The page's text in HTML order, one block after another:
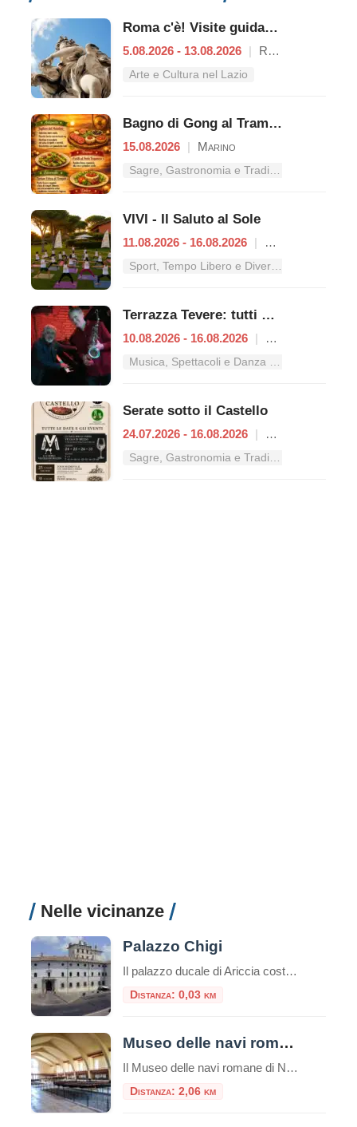
Roma c'è! Visite guidate (anche per bambini) dal 5 al 13 agosto 2026
5.08.2026 - 13.08.2026 | Roma
Arte e Cultura nel Lazio
Bagno di Gong al Tramonto | Cena Veg
15.08.2026 | Marino
Sagre, Gastronomia e Tradizioni nel Lazio
VIVI - Il Saluto al Sole
11.08.2026 - 16.08.2026 |
Sport, Tempo Libero e Divertimento nel Lazio
Terrazza Tevere: tutti gli appuntamenti dal 10 al 16 agosto
10.08.2026 - 16.08.2026 |
Musica, Spettacoli e Danza nel Lazio
Serate sotto il Castello
24.07.2026 - 16.08.2026 |
Sagre, Gastronomia e Tradizioni nel Lazio
Nelle vicinanze
Palazzo Chigi
Il palazzo ducale di Ariccia costituisce un esempio unico di dimora barocca rimasta inalterata nel suo contesto ambientale e nel suo arredamento originario, a documentare il fasto di una delle più grandi casate papali italiane: i Chigi, già proprie
Distanza: 0,03 km
Museo delle navi romane di Nemi
Il Museo delle navi romane di Nemi è un luogo unico nel suo genere, che custodisce due preziose reliquie della storia romana: due scafi di navi dalle misure rispettivamente di m. 71,30 x 20 e m. 73 x 24. Risalenti una al I secolo d.C. e l’altra al II secolo d.C., entrambe ritrovate nel lago […]
Distanza: 2,06 km